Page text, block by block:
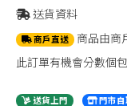
送貨資料
商戶直送 商品由商
此訂單有機會分數個
送貨上門 門市